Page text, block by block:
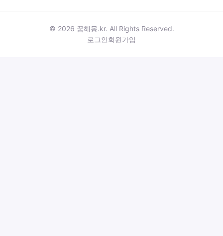
© 2026 꿈해몽.kr. All Rights Reserved.
로그인회원가입